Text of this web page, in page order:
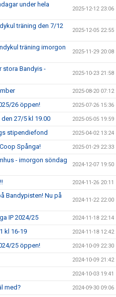
under hela
2025-12-12 23:06
träning den 7/12
2025-12-05 22:55
träning imorgon
2025-11-29 20:08
stora Bandyis -
2025-10-23 21:58
2025-08-20 07:12
26 öppen! 2025-07-26 15:36
27/5 kl 19.00 2025-05-05 19:59
stipendiefond 2025-04-02 13:24
Spånga! 2025-01-29 22:33
- imorgon söndag
2024-12-07 19:50
2024-11-26 20:11
Bandypisten! Nu på
2024-11-22 22:00
IP 2024/25 2024-11-18 22:14
kl 16-19 2024-11-18 12:42
25 öppen! 2024-10-09 22:30
2024-10-09 21:42
2024-10-03 19:41
med? 2024-09-30 09:06